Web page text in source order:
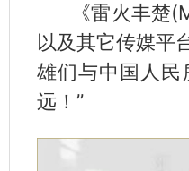
《雷火丰楚
以及其它传媒平
雄们与中国人
远！”